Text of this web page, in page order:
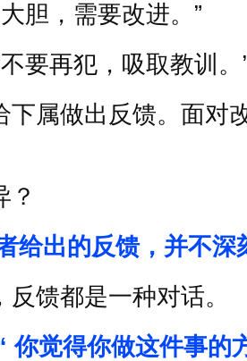
胆，需要改进。 ”
要再犯，吸取教训。
下属做出反馈。面对
？
给出的反馈，并不深
馈都是一种对话。
你觉得你做这件事的